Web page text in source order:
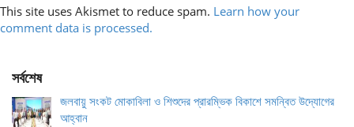
This site uses Akismet to reduce spam. Learn how your
comment data is processed.
সর্বশেষ
জলবায়ু সংকট মোকাবিলা ও শিশুদের প্রারম্ভিক বিকাশে সমন্বিত উদ্যোগের
আহ্বান